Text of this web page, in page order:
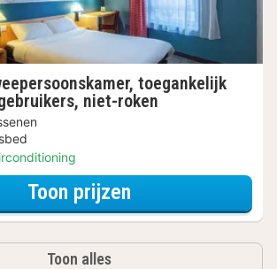
toegankelijk
niet-roken
Toon prijzenvoor Standaard
Toon alles